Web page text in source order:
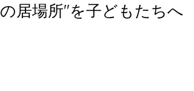
の居場所"を子どもたちへ